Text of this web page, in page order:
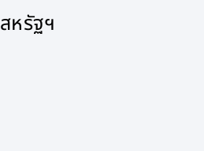
สหรัฐฯ